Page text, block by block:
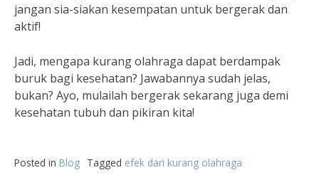
jangan sia-siakan kesempatan untuk bergerak dan
aktif!
Jadi, mengapa kurang olahraga dapat berdampak
buruk bagi kesehatan? Jawabannya sudah jelas,
bukan? Ayo, mulailah bergerak sekarang juga demi
kesehatan tubuh dan pikiran kita!
Posted in Blog Tagged efek dari kurang olahraga